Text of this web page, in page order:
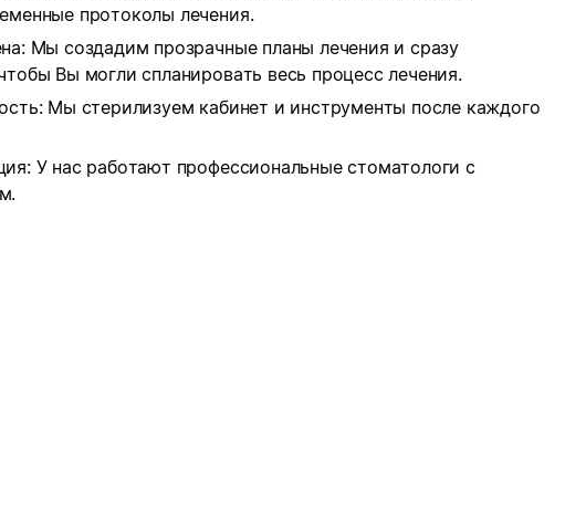
протоколы лечения.
Мы создадим прозрачные планы лечения и сразу
Вы могли спланировать весь процесс лечения.
Мы стерилизуем кабинет и инструменты после каждого
У нас работают профессиональные стоматологи с